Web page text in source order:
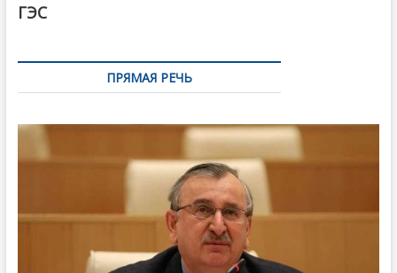
ГЭС
ПРЯМАЯ РЕЧЬ